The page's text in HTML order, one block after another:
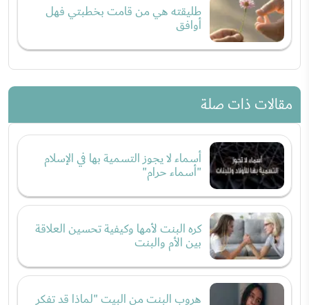
طليقته هي من قامت بخطبتي فهل
أوافق
مقالات ذات صلة
أسماء لا يجوز التسمية بها في الإسلام
"أسماء حرام"
كره البنت لأمها وكيفية تحسين العلاقة
بين الأم والبنت
هروب البنت من البيت "لماذا قد تفكر